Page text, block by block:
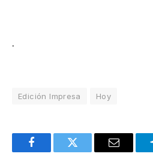
.
Edición Impresa Hoy
FacebookTwitter Email